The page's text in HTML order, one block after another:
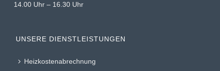
14.00 Uhr – 16.30 Uhr
UNSERE DIENSTLEISTUNGEN
Heizkostenabrechnung